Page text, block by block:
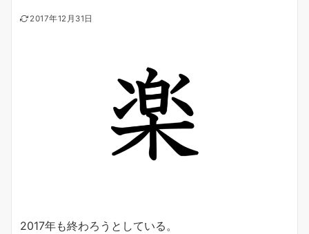
2017年12月31日
2017年も終わろうとしている。